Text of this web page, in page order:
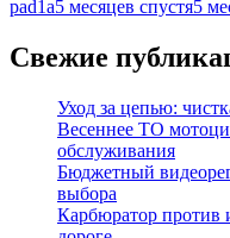
pad1a5 месяцев спустя5
Свежие
Уход за цепью:
Весеннее ТО
обслуживания
Бюджетный
выбора
Карбюратор против